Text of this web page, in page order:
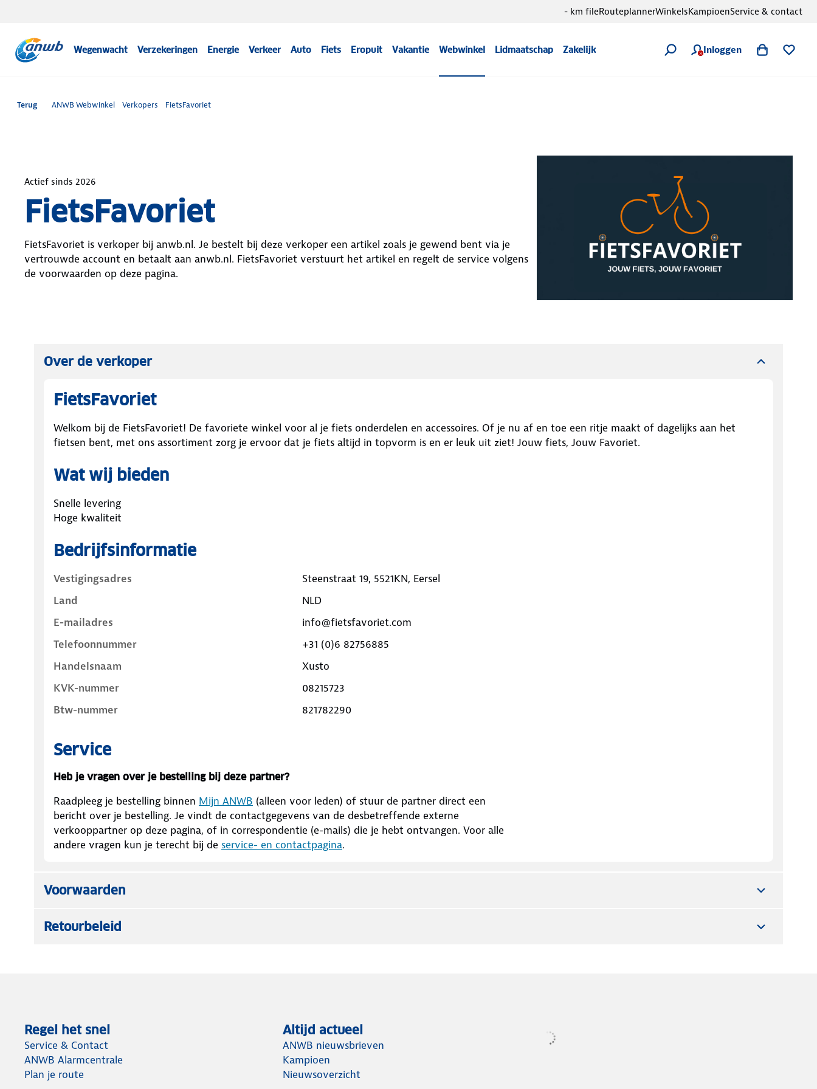
Wegenwacht Verzekeringen Energie Verkeer Auto Fiets Eropuit Vakantie Webwinkel Lidmaatschap Zakelijk Inloggen
- km fileRouteplannerWinkelsKampioenService & contact
Terug ANWB Webwinkel Verkopers FietsFavoriet
Actief sinds 2026
FietsFavoriet
FietsFavoriet is verkoper bij anwb.nl. Je bestelt bij deze verkoper een artikel zoals je gewend bent via je
vertrouwde account en betaalt aan anwb.nl. FietsFavoriet verstuurt het artikel en regelt de service volgens
de voorwaarden op deze pagina.
Over de verkoper
FietsFavoriet
Welkom bij de FietsFavoriet! De favoriete winkel voor al je fiets onderdelen en accessoires. Of je nu af en toe een ritje maakt of dagelijks aan het
fietsen bent, met ons assortiment zorg je ervoor dat je fiets altijd in topvorm is en er leuk uit ziet! Jouw fiets, Jouw Favoriet.
Wat wij bieden
Snelle levering
Hoge kwaliteit
Bedrijfsinformatie
Vestigingsadres
Steenstraat 19, 5521KN, Eersel
Land
NLD
E-mailadres
info@fietsfavoriet.com
Telefoonnummer
+31 (0)6 82756885
Handelsnaam
Xusto
KVK-nummer
08215723
Btw-nummer
821782290
Service
Heb je vragen over je bestelling bij deze partner?
Raadpleeg je bestelling binnen Mijn ANWB (alleen voor leden) of stuur de partner direct een
bericht over je bestelling. Je vindt de contactgegevens van de desbetreffende externe
verkooppartner op deze pagina, of in correspondentie (e-mails) die je hebt ontvangen. Voor alle
andere vragen kun je terecht bij de service- en contactpagina.
Voorwaarden
Retourbeleid
Regel het snel
Service & Contact
ANWB Alarmcentrale
Plan je route
Altijd actueel
ANWB nieuwsbrieven
Kampioen
Nieuwsoverzicht